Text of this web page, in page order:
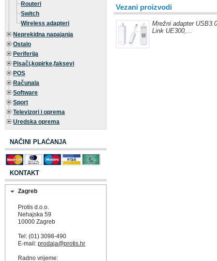
Routeri
Switch
Wireless adapteri
Neprekidna napajanja
Ostalo
Periferija
Pisači,kopirke,faksevi
POS
Računala
Software
Sport
Televizori i oprema
Uredska oprema
NAČINI PLAĆANJA
KONTAKT
Zagreb
Protis d.o.o.
Nehajska 59
10000 Zagreb
Tel: (01) 3098-490
E-mail:prodaja@protis.hr
Radno vrijeme:
Vezani proizvodi
Mrežni adapter
Link UE300,...